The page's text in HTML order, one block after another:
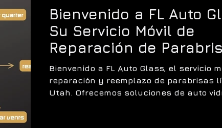
Bienvenido a FL Auto
Su Servicio Móvil de
Reparación de
de Confianza en Utah
Bienvenido a FL Auto Glass, el servicio
reparación y reemplazo de parabrisas
Utah. Ofrecemos soluciones de auto